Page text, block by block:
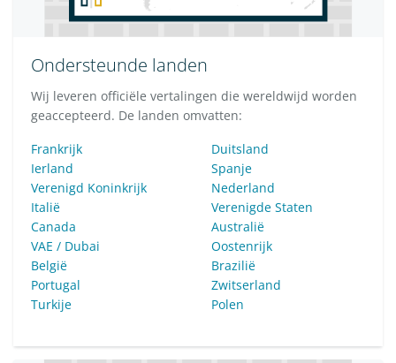
Ondersteunde landen
Wij leveren officiële vertalingen die wereldwijd worden
geaccepteerd. De landen omvatten:
Frankrijk
Duitsland
Ierland
Spanje
Verenigd Koninkrijk
Nederland
Italië
Verenigde Staten
Canada
Australië
VAE / Dubai
Oostenrijk
België
Brazilië
Portugal
Zwitserland
Turkije
Polen